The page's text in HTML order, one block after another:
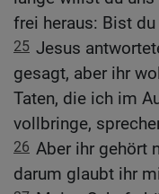
frei heraus: Bist du
25 Jesus
gesagt, aber ihr
Taten, die ich im
vollbringe,
26 Aber ihr gehört
darum glaubt ihr